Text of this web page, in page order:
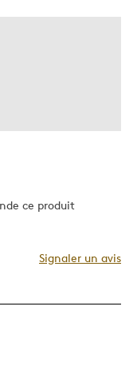
ce produit
Signaler un avis